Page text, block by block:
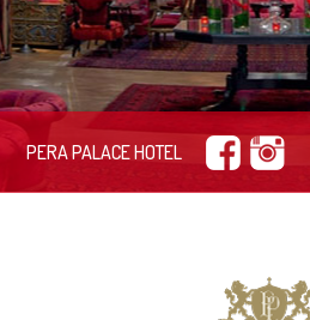
PERA PALACE HOTEL